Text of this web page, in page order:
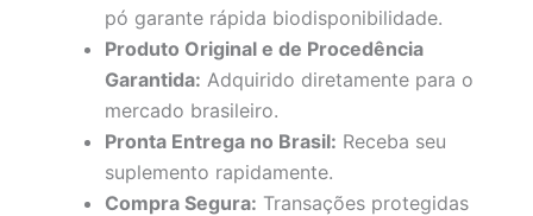
pó garante rápida biodisponibilidade.
Produto Original e de Procedência
Garantida: Adquirido diretamente para o
mercado brasileiro.
Pronta Entrega no Brasil: Receba seu
suplemento rapidamente.
Compra Segura: Transações protegidas